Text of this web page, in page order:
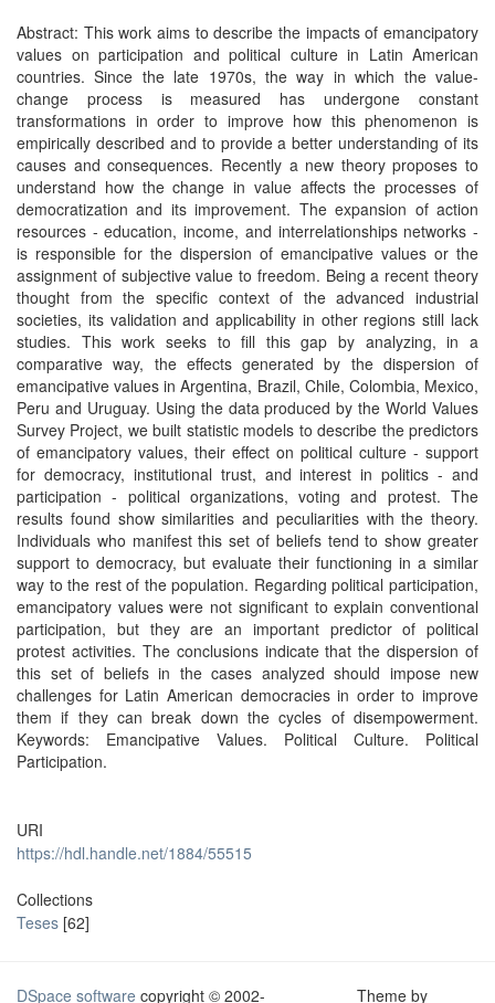
Abstract: This work aims to describe the impacts of emancipatory
values on participation and political culture in Latin American
countries. Since the late 1970s, the way in which the value-
change process is measured has undergone constant
transformations in order to improve how this phenomenon is
empirically described and to provide a better understanding of its
causes and consequences. Recently a new theory proposes to
understand how the change in value affects the processes of
democratization and its improvement. The expansion of action
resources - education, income, and interrelationships networks -
is responsible for the dispersion of emancipative values or the
assignment of subjective value to freedom. Being a recent theory
thought from the specific context of the advanced industrial
societies, its validation and applicability in other regions still lack
studies. This work seeks to fill this gap by analyzing, in a
comparative way, the effects generated by the dispersion of
emancipative values in Argentina, Brazil, Chile, Colombia, Mexico,
Peru and Uruguay. Using the data produced by the World Values
Survey Project, we built statistic models to describe the predictors
of emancipatory values, their effect on political culture - support
for democracy, institutional trust, and interest in politics - and
participation - political organizations, voting and protest. The
results found show similarities and peculiarities with the theory.
Individuals who manifest this set of beliefs tend to show greater
support to democracy, but evaluate their functioning in a similar
way to the rest of the population. Regarding political participation,
emancipatory values were not significant to explain conventional
participation, but they are an important predictor of political
protest activities. The conclusions indicate that the dispersion of
this set of beliefs in the cases analyzed should impose new
challenges for Latin American democracies in order to improve
them if they can break down the cycles of disempowerment.
Keywords: Emancipative Values. Political Culture. Political
Participation.
URI
https://hdl.handle.net/1884/55515
Collections
Teses [62]
DSpace software copyright © 2002- Theme by